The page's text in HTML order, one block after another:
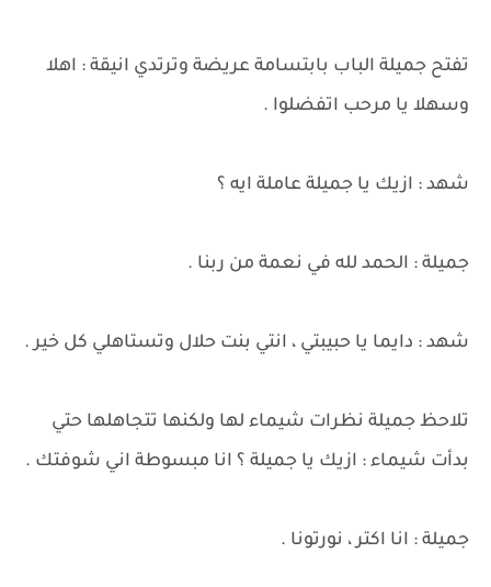
تفتح جميلة الباب بابتسامة عريضة وترتدي انيقة : اهلا
وسهلا يا مرحب اتفضلوا .
شهد : ازيك يا جميلة عاملة ايه ؟
جميلة : الحمد لله في نعمة من ربنا .
شهد : دايما يا حبيبتي ، انتي بنت حلال وتستاهلي كل خير .
تلاحظ جميلة نظرات شيماء لها ولكنها تتجاهلها حتي
بدأت شيماء : ازيك يا جميلة ؟ انا مبسوطة اني شوفتك .
جميلة : انا اكتر ، نورتونا .